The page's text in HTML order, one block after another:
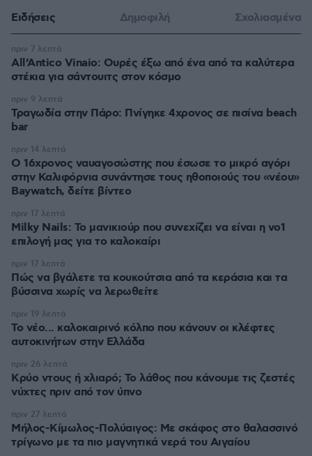
Ειδήσεις Δημοφιλή Σχολιασμένα
All’Antico Vinaio: Ουρές έξω από ένα από τα καλύτερα
στέκια για σάντουιτς στον κόσμο
πριν 7 λεπτά
Τραγωδία στην Πάρο: Πνίγηκε 4χρονος σε πισίνα beach
bar
πριν 9 λεπτά
Ο 16χρονος ναυαγοσώστης που έσωσε το μικρό αγόρι
στην Καλιφόρνια συνάντησε τους ηθοποιούς του «νέου»
Baywatch, δείτε βίντεο
πριν 14 λεπτά
Milky Nails: Το μανικιούρ που συνεχίζει να είναι η νο1
επιλογή μας για το καλοκαίρι
πριν 17 λεπτά
Πώς να βγάλετε τα κουκούτσια από τα κεράσια και τα
βύσσινα χωρίς να λερωθείτε
πριν 17 λεπτά
Το νέο... καλοκαιρινό κόλπο που κάνουν οι κλέφτες
αυτοκινήτων στην Ελλάδα
πριν 19 λεπτά
Κρύο ντους ή χλιαρό; Το λάθος που κάνουμε τις ζεστές
νύχτες πριν από τον ύπνο
πριν 26 λεπτά
Μήλος-Κίμωλος-Πολύαιγος: Με σκάφος στο θαλασσινό
τρίγωνο με τα πιο μαγνητικά νερά του Αιγαίου
πριν 27 λεπτά